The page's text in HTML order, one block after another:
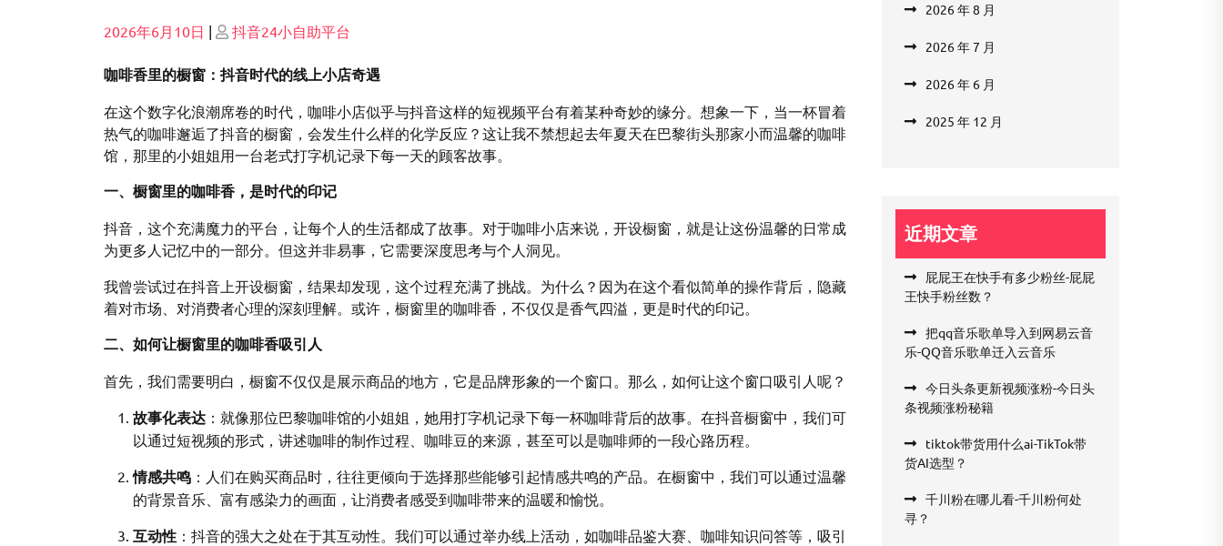
Posted
2026年6月10日 | Posted
抖音24小自助平台
咖啡香里的橱窗：抖音时代的线上小店奇遇
在这个数字化浪潮席卷的时代，咖啡小店似乎与抖音这样的短视频平台有着某种奇妙的缘分。想象一下，当一杯冒着
热气的咖啡邂逅了抖音的橱窗，会发生什么样的化学反应？这让我不禁想起去年夏天在巴黎街头那家小而温馨的咖啡
馆，那里的小姐姐用一台老式打字机记录下每一天的顾客故事。
一、橱窗里的咖啡香，是时代的印记
抖音，这个充满魔力的平台，让每个人的生活都成了故事。对于咖啡小店来说，开设橱窗，就是让这份温馨的日常成
为更多人记忆中的一部分。但这并非易事，它需要深度思考与个人洞见。
我曾尝试过在抖音上开设橱窗，结果却发现，这个过程充满了挑战。为什么？因为在这个看似简单的操作背后，隐藏
着对市场、对消费者心理的深刻理解。或许，橱窗里的咖啡香，不仅仅是香气四溢，更是时代的印记。
二、如何让橱窗里的咖啡香吸引人
首先，我们需要明白，橱窗不仅仅是展示商品的地方，它是品牌形象的一个窗口。那么，如何让这个窗口吸引人呢？
故事化表达 ：就像那位巴黎咖啡馆的小姐姐，她用打字机记录下每一杯咖啡背后的故事。在抖音橱窗中，我们可
以通过短视频的形式，讲述咖啡的制作过程、咖啡豆的来源，甚至可以是咖啡师的一段心路历程。
情感共鸣 ：人们在购买商品时，往往更倾向于选择那些能够引起情感共鸣的产品。在橱窗中，我们可以通过温馨
的背景音乐、富有感染力的画面，让消费者感受到咖啡带来的温暖和愉悦。
互动性 ：抖音的强大之处在于其互动性。我们可以通过举办线上活动，如咖啡品鉴大赛、咖啡知识问答等，吸引
2026 年 8 月
2026 年 7 月
2026 年 6 月
2025 年 12 月
近期文章
屁屁王在快手有多少粉丝-屁屁
王快手粉丝数？
把qq音乐歌单导入到网易云音
乐-QQ音乐歌单迁入云音乐
今日头条更新视频涨粉-今日头
条视频涨粉秘籍
tiktok带货用什么ai-TikTok带
货AI选型？
千川粉在哪儿看-千川粉何处
寻？